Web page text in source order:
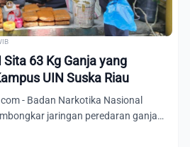
63 Kg Ganja yang
UIN Suska Riau
- Badan Narkotika Nasional
jaringan peredaran ganja